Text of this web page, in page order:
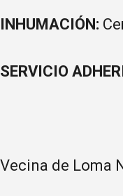
INHUMACIÓN:
SERVICIO
Vecina de Loma